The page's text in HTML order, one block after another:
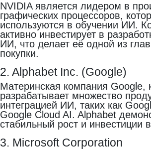
NVIDIA является лидером в
графических процессоров,
используются в обучении ИИ.
активно инвестирует в
ИИ, что делает её одной из
покупки.
2. Alphabet Inc. (Google)
Материнская компания Google,
разрабатывает множество
интеграцией ИИ, таких как
Google Cloud AI. Alphabet
стабильный рост и инвестиции
3. Microsoft Corporation